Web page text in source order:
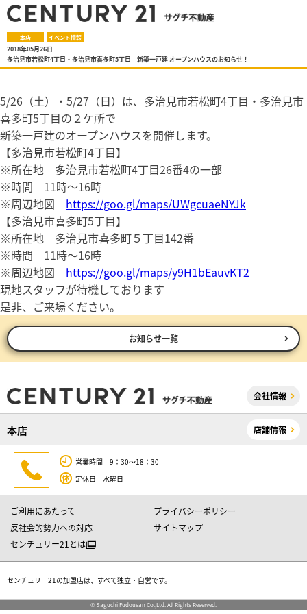
本店 イベント情報
2018年05月26日
多治見市若松町4丁目・多治見市喜多町5丁目 新築一戸建 オープンハウスのお知らせ！
5/26（土）・5/27（日）は、多治見市若松町4丁目・多治見市
喜多町5丁目の２ケ所で
新築一戸建のオープンハウスを開催します。
【多治見市若松町4丁目】
※所在地 多治見市若松町4丁目26番4の一部
※時間 11時～16時
※周辺地図 https://goo.gl/maps/UWgcuaeNYJk
【多治見市喜多町5丁目】
※所在地 多治見市喜多町５丁目142番
※時間 11時～16時
※周辺地図 https://goo.gl/maps/y9H1bEauvKT2
現地スタッフが待機しております
是非、ご来場ください。
お知らせ一覧
会社情報
本店 店舗情報
営業時間 9：30～18：30
定休日 水曜日
ご利用にあたって
プライバシーポリシー
反社会的勢力への対応
サイトマップ
センチュリー21とは
センチュリー21の加盟店は、すべて独立・自営です。
© Saguchi Fudousan Co.,Ltd. All Rights Reserved.